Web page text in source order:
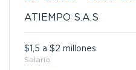
ATIEMPO S.A.S
$1,5 a $2 millones
Salario